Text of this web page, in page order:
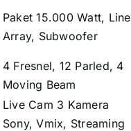
Paket 15.000 Watt, Line
Array, Subwoofer
4 Fresnel, 12 Parled, 4
Moving Beam
Live Cam 3 Kamera
Sony, Vmix, Streaming